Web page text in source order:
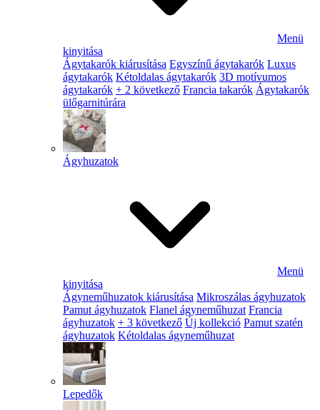
Menü
kinyitása
Ágytakarók kiárusítása Egyszínű ágytakarók Luxus
ágytakarók Kétoldalas ágytakarók 3D motívumos
ágytakarók + 2 következő Francia takarók Ágytakarók
ülőgarnitúrára
Ágyhuzatok
Menü
kinyitása
Ágyneműhuzatok kiárusítása Mikroszálas ágyhuzatok
Pamut ágyhuzatok Flanel ágyneműhuzat Francia
ágyhuzatok + 3 következő Új kollekció Pamut szatén
ágyhuzatok Kétoldalas ágyneműhuzat
Lepedők